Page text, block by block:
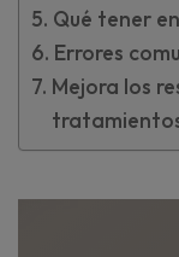
Qué tener
Errores
Mejora los